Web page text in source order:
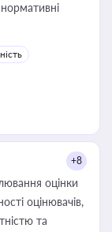
+8
оцінки
оцінювачів,
та